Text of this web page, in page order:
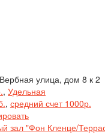
улица, дом 8 к 2
, Удельная
, средний счет 1000р.
зал "Фон Кленце/